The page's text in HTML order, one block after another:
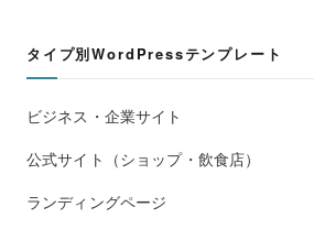
タイプ別WordPressテンプレート
ビジネス・企業サイト
公式サイト（ショップ・飲食店）
ランディングページ